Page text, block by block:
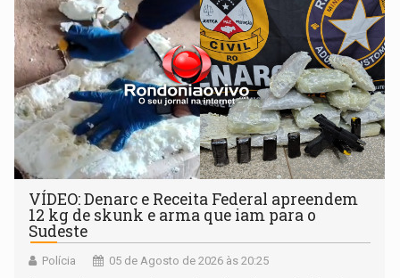
VÍDEO: Denarc e Receita Federal apreendem
12 kg de skunk e arma que iam para o
Sudeste
Polícia 05 de Agosto de 2026 às 20:25